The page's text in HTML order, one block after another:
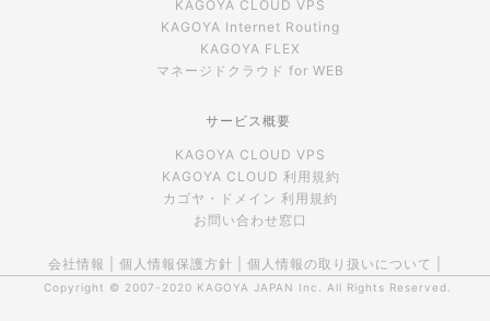
KAGOYA CLOUD VPS
KAGOYA Internet Routing
KAGOYA FLEX
マネージドクラウド for WEB
サービス概要
KAGOYA CLOUD VPS
KAGOYA CLOUD 利用規約
カゴヤ・ドメイン 利用規約
お問い合わせ窓口
会社情報 個人情報保護方針 個人情報の取り扱いについて
Copyright © 2007-2020 KAGOYA JAPAN Inc. All Rights Reserved.